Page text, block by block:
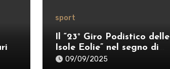
sport
Il “23° Giro Podistico delle
Isole Eolie” nel segno di
Guidetti e Marrazzo
09/09/2025